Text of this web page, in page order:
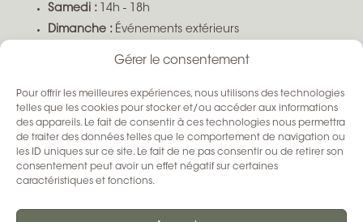
Gérer le consentement
Pour offrir les meilleures expériences, nous utilisons des technologies
telles que les cookies pour stocker et/ou accéder aux informations
des appareils. Le fait de consentir à ces technologies nous permettra
de traiter des données telles que le comportement de navigation ou
les ID uniques sur ce site. Le fait de ne pas consentir ou de retirer son
consentement peut avoir un effet négatif sur certaines
caractéristiques et fonctions.
Samedi :
14h - 18h
Dimanche : Événements extérieurs
Boutique ouverte sur demande selon disponibilité
SUIVEZ-NOUS